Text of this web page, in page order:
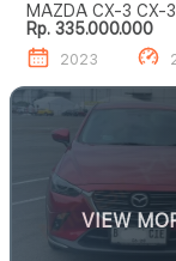
MAZDA
Rp. 335.000.000
2023
VIEW